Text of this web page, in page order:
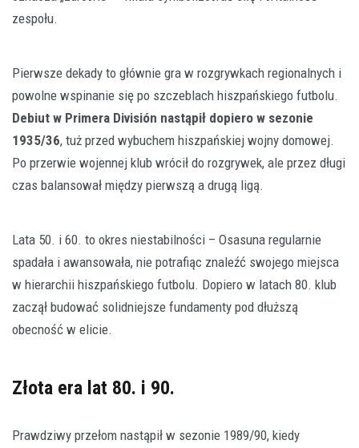
zespołu.
Pierwsze dekady to głównie gra w rozgrywkach regionalnych i
powolne wspinanie się po szczeblach hiszpańskiego futbolu.
Debiut w Primera División nastąpił dopiero w sezonie
1935/36, tuż przed wybuchem hiszpańskiej wojny domowej.
Po przerwie wojennej klub wrócił do rozgrywek, ale przez długi
czas balansował między pierwszą a drugą ligą.
Lata 50. i 60. to okres niestabilności – Osasuna regularnie
spadała i awansowała, nie potrafiąc znaleźć swojego miejsca
w hierarchii hiszpańskiego futbolu. Dopiero w latach 80. klub
zaczął budować solidniejsze fundamenty pod dłuższą
obecność w elicie.
Złota era lat 80. i 90.
Prawdziwy przełom nastąpił w sezonie 1989/90, kiedy